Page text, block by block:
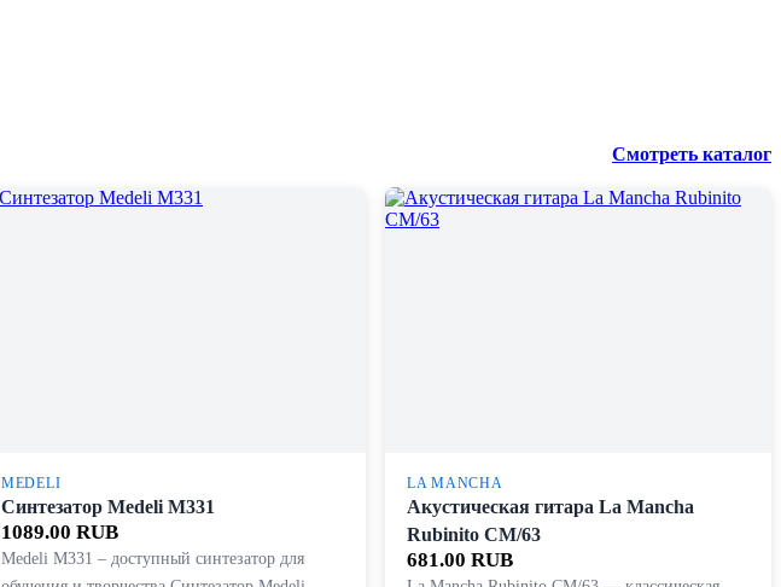
Смотреть каталог
MEDELI
Синтезатор Medeli M331
1089.00 RUB
Medeli M331 – доступный синтезатор для
LA MANCHA
Акустическая гитара La Mancha
Rubinito CM/63
681.00 RUB